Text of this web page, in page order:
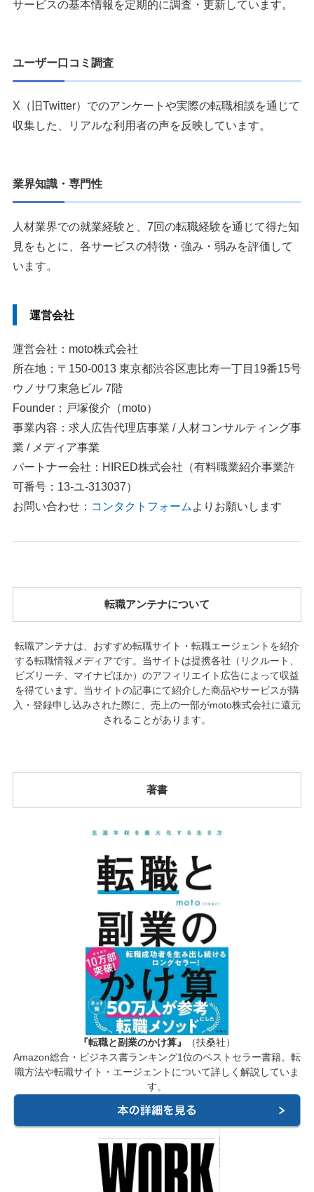
サービスの基本情報を定期的に調査・更新しています。
ユーザー口コミ調査
X（旧Twitter）でのアンケートや実際の転職相談を通じて
収集した、リアルな利用者の声を反映しています。
業界知識・専門性
人材業界での就業経験と、7回の転職経験を通じて得た知
見をもとに、各サービスの特徴・強み・弱みを評価して
います。
運営会社
運営会社：moto株式会社
所在地：〒150-0013 東京都渋谷区恵比寿一丁目19番15号
ウノサワ東急ビル 7階
Founder：戸塚俊介（moto）
事業内容：求人広告代理店事業 / 人材コンサルティング事
業 / メディア事業
パートナー会社：HIRED株式会社（有料職業紹介事業許
可番号：13-ユ-313037）
お問い合わせ： コンタクトフォーム よりお願いします
転職アンテナについて
転職アンテナは、おすすめ転職サイト・転職エージェントを紹介
する転職情報メディアです。当サイトは提携各社（リクルート、
ビズリーチ、マイナビほか）のアフィリエイト広告によって収益
を得ています。当サイトの記事にて紹介した商品やサービスが購
入・登録申し込みされた際に、売上の一部がmoto株式会社に還元
されることがあります。
著書
『転職と副業のかけ算』
（扶桑社）
Amazon総合・ビジネス書ランキング1位のベストセラー書籍。転
職方法や転職サイト・エージェントについて詳しく解説していま
す。